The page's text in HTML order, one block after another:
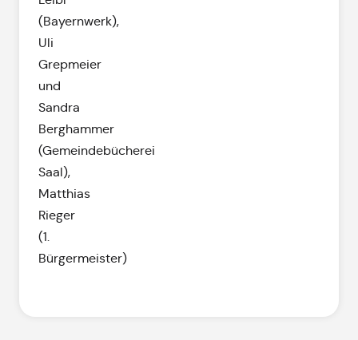
(Bayernwerk),
Uli
Grepmeier
und
Sandra
Berghammer
(Gemeindebücherei
Saal),
Matthias
Rieger
(1.
Bürgermeister)